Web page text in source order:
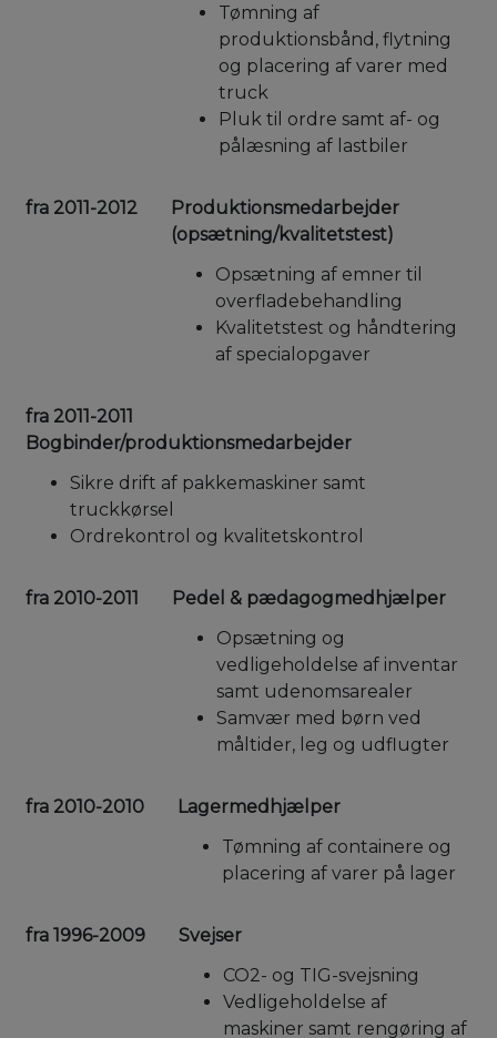
Tømning af
produktionsbånd, flytning
og placering af varer med
truck
Pluk til ordre samt af- og
pålæsning af lastbiler
fra 2011-2012
Produktionsmedarbejder
(opsætning/kvalitetstest)
Opsætning af emner til
overfladebehandling
Kvalitetstest og håndtering
af specialopgaver
fra 2011-2011
Bogbinder/produktionsmedarbejder
Sikre drift af pakkemaskiner samt
truckkørsel
Ordrekontrol og kvalitetskontrol
fra 2010-2011
Pedel & pædagogmedhjælper
Opsætning og
vedligeholdelse af inventar
samt udenomsarealer
Samvær med børn ved
måltider, leg og udflugter
fra 2010-2010
Lagermedhjælper
Tømning af containere og
placering af varer på lager
fra 1996-2009
Svejser
CO2- og TIG-svejsning
Vedligeholdelse af
maskiner samt rengøring af